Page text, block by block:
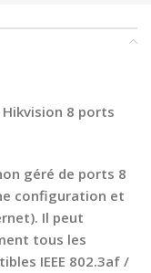
Hikvision 8 ports
géré de ports 8
configuration et
Il peut
tous les
IEEE 802.3af /